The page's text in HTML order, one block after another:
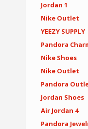
Jordan 1
Nike Outlet
YEEZY SUPPLY
Pandora
Nike Shoes
Nike Outlet
Pandora
Jordan Shoes
Air Jordan 4
Pandora